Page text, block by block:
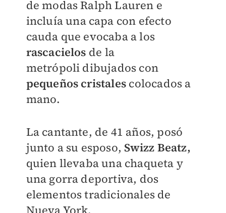
de modas Ralph Lauren e
incluía una capa con efecto
cauda que evocaba a los
rascacielos de la
metrópoli dibujados con
pequeños cristales colocados a
mano.
La cantante, de 41 años, posó
junto a su esposo, Swizz Beatz,
quien llevaba una chaqueta y
una gorra deportiva, dos
elementos tradicionales de